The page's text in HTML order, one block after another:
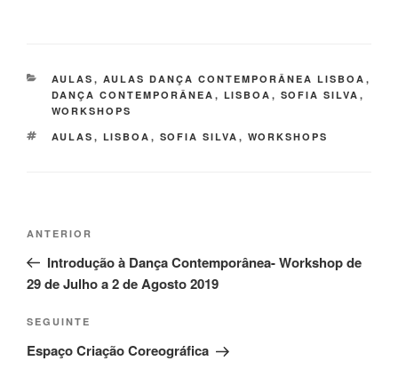
CATEGORIAS
AULAS , AULAS DANÇA CONTEMPORÂNEA LISBOA ,
DANÇA CONTEMPORÂNEA , LISBOA , SOFIA SILVA ,
WORKSHOPS
ETIQUETAS
AULAS , LISBOA , SOFIA SILVA , WORKSHOPS
artigos
Conteúdo
anterior
ANTERIOR
Introdução à Dança Contemporânea- Workshop de
29 de Julho a 2 de Agosto 2019
Conteúdo
seguinte
SEGUINTE
Espaço Criação Coreográfica